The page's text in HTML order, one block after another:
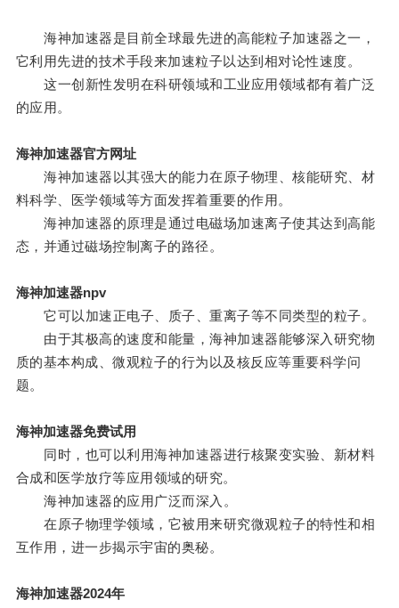
海神加速器是目前全球最先进的高能粒子加速器之一，
它利用先进的技术手段来加速粒子以达到相对论性速度。
这一创新性发明在科研领域和工业应用领域都有着广泛
的应用。
海神加速器官方网址
海神加速器以其强大的能力在原子物理、核能研究、材
料科学、医学领域等方面发挥着重要的作用。
海神加速器的原理是通过电磁场加速离子使其达到高能
态，并通过磁场控制离子的路径。
海神加速器npv
它可以加速正电子、质子、重离子等不同类型的粒子。
由于其极高的速度和能量，海神加速器能够深入研究物
质的基本构成、微观粒子的行为以及核反应等重要科学问
题。
海神加速器免费试用
同时，也可以利用海神加速器进行核聚变实验、新材料
合成和医学放疗等应用领域的研究。
海神加速器的应用广泛而深入。
在原子物理学领域，它被用来研究微观粒子的特性和相
互作用，进一步揭示宇宙的奥秘。
海神加速器2024年